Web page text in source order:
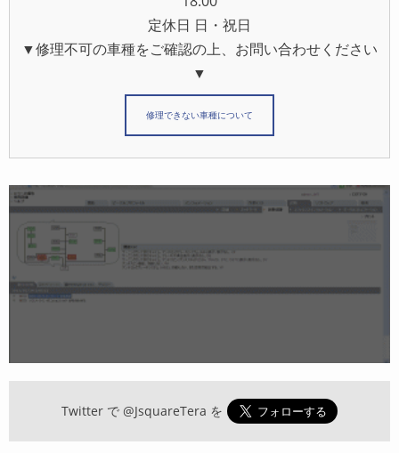
定休日 日・祝日
▼修理不可の車種をご確認の上、お問い合わせください
▼
修理できない車種について
Twitter で @JsquareTera を